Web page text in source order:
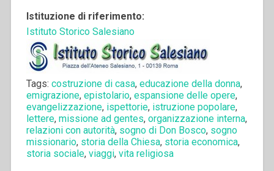
Istituzione di riferimento:
Istituto Storico Salesiano
Tags: costruzione di casa, educazione della donna,
emigrazione, epistolario, espansione delle opere,
evangelizzazione, ispettorie, istruzione popolare,
lettere, missione ad gentes, organizzazione interna,
relazioni con autorità, sogno di Don Bosco, sogno
missionario, storia della Chiesa, storia economica,
storia sociale, viaggi, vita religiosa